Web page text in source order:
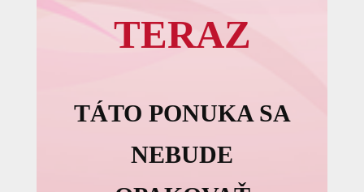
TERAZ
TÁTO PONUKA SA
NEBUDE